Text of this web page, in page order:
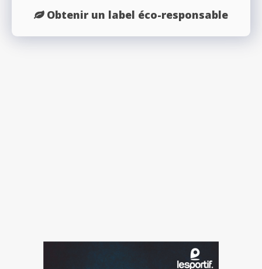
Obtenir un label éco-responsable